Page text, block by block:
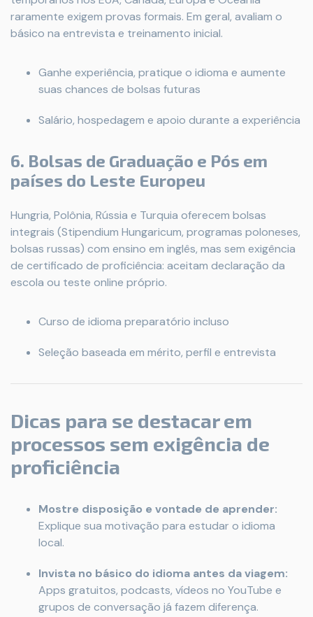
raramente exigem provas formais. Em geral, avaliam o
básico na entrevista e treinamento inicial.
Ganhe experiência, pratique o idioma e aumente
suas chances de bolsas futuras
Salário, hospedagem e apoio durante a experiência
6. Bolsas de Graduação e Pós em
países do Leste Europeu
Hungria, Polônia, Rússia e Turquia oferecem bolsas
integrais (Stipendium Hungaricum, programas poloneses,
bolsas russas) com ensino em inglês, mas sem exigência
de certificado de proficiência: aceitam declaração da
escola ou teste online próprio.
Curso de idioma preparatório incluso
Seleção baseada em mérito, perfil e entrevista
Dicas para se destacar em
processos sem exigência de
proficiência
Mostre disposição e vontade de aprender:
Explique sua motivação para estudar o idioma
local.
Invista no básico do idioma antes da viagem:
Apps gratuitos, podcasts, vídeos no YouTube e
grupos de conversação já fazem diferença.